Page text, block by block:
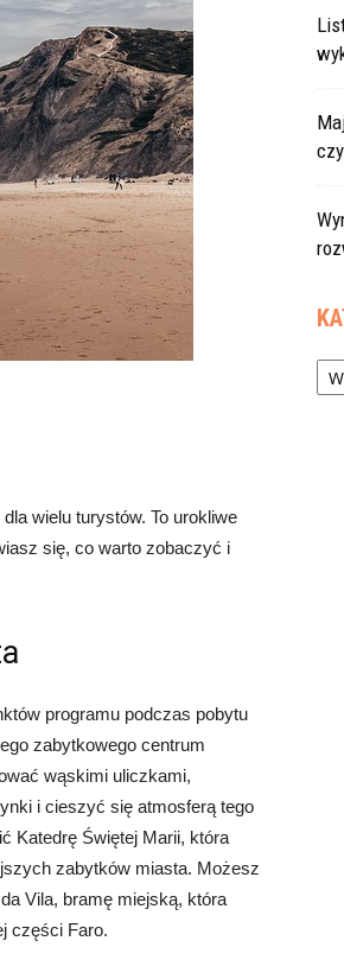
wielu turystów. To urokliwe
się, co warto zobaczyć i
programu podczas pobytu
zabytkowego centrum
wąskimi uliczkami,
i cieszyć się atmosferą tego
Katedrę Świętej Marii, która
zabytków miasta. Możesz
Vila, bramę miejską, która
części Faro.